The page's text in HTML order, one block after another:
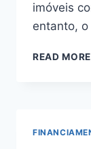
imóveis
entanto,
READ MORE